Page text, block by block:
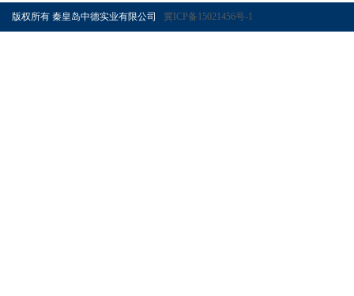
版权所有 秦皇岛中德实业有限公司 冀ICP备15021456号-1